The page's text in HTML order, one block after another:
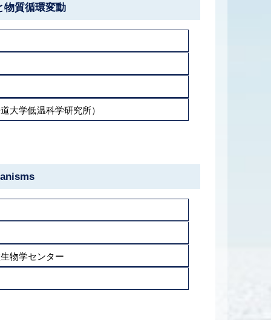
物質循環変動
大学低温科学研究所）
物学センター